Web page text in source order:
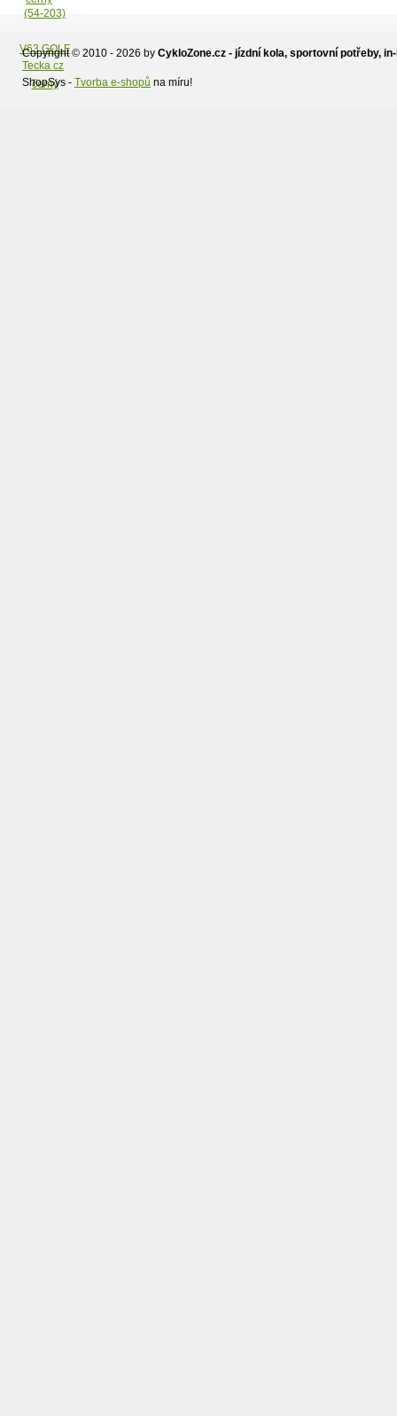
černý.Vhodné na kočárek
JANE,zadní kola.
Copyright © 2010 - 2026 by CykloZone.cz - jízdní kola, sportovní potřeby,
Tecka cz
ShopSys - Tvorba e-shopů na míru!